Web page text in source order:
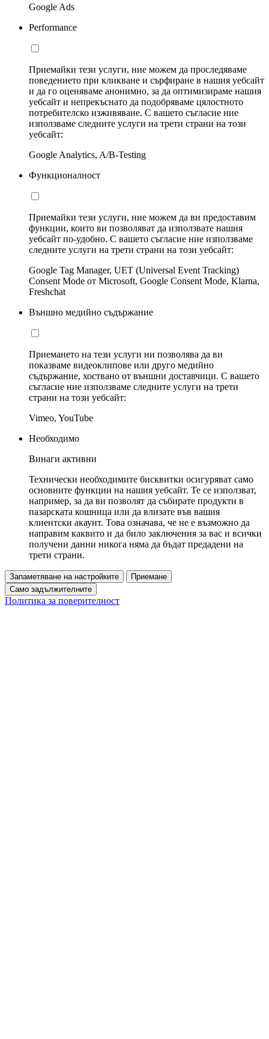
Google Ads
Performance
Приемайки тези услуги, ние можем да проследяваме
поведението при кликване и сърфиране в нашия уебсайт
и да го оценяваме анонимно, за да оптимизираме нашия
уебсайт и непрекъснато да подобряваме цялостното
потребителско изживяване. С вашето съгласие ние
използваме следните услуги на трети страни на този
уебсайт:
Google Analytics, A/B-Testing
Функционалност
Приемайки тези услуги, ние можем да ви предоставим
функции, които ви позволяват да използвате нашия
уебсайт по-удобно. С вашето съгласие ние използваме
следните услуги на трети страни на този уебсайт:
Google Tag Manager, UET (Universal Event Tracking)
Consent Mode от Microsoft, Google Consent Mode, Klarna,
Freshchat
Външно медийно съдържание
Приемането на тези услуги ни позволява да ви
показваме видеоклипове или друго медийно
съдържание, хоствано от външни доставчици. С вашето
съгласие ние използваме следните услуги на трети
страни на този уебсайт:
Vimeo, YouTube
Необходимо
Винаги активни
Технически необходимите бисквитки осигуряват само
основните функции на нашия уебсайт. Те се използват,
например, за да ви позволят да събирате продукти в
пазарската кошница или да влизате във вашия
клиентски акаунт. Това означава, че не е възможно да
направим каквито и да било заключения за вас и всички
получени данни никога няма да бъдат предадени на
трети страни.
Запаметяване на настройките
Приемане
Само задължителните
Политика за поверителност